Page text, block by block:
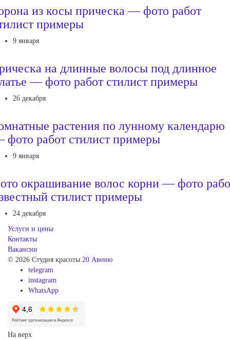
из косы прическа — фото работ
примеры
9 января
на длинные волосы под длинное
— фото работ стилист примеры
26 декабря
растения по лунному календарю
работ стилист примеры
9 января
окрашивание волос корни — фото
стилист примеры
24 декабря
Услуги и цены
Контакты
Вакансии
© 2026 Студия красоты 20 Авеню
telegram
instagram
WhatsApp
На верх